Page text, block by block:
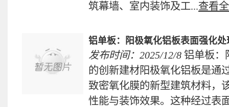
筑幕墙、室内装饰及工...查看
铝单板：阳极氧化铝板表面强化
发布时间：2025/12/8 铝单板：
的创新建材阳极氧化铝板是通
致密氧化膜的新型建筑材料，
性能与装饰效果。这种经过表